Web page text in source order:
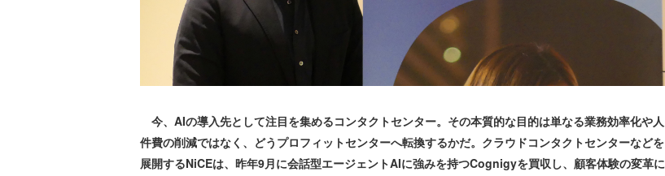
今、AIの導入先として注目を集めるコンタクトセンター。その本質的な目的は単なる業務効率化や人
件費の削減ではなく、どうプロフィットセンターへ転換するかだ。クラウドコンタクトセンターなどを
展開するNiCEは、昨年9月に会話型エージェントAIに強みを持つCognigyを買収し、顧客体験の変革に